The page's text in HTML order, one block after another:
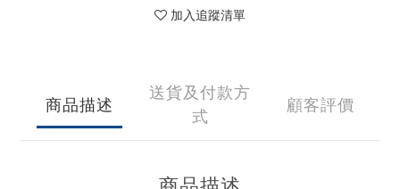
加入追蹤清單
商品描述
送貨及付款方
式
顧客評價